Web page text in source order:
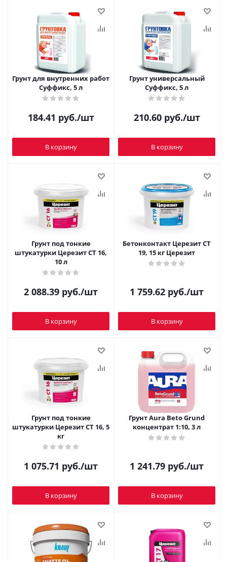
Грунт для внутренних работ
Суффикс, 5 л
184.41 руб./шт
В корзину
Грунт универсальный
Суффикс, 5 л
210.60руб./шт
В корзину
Грунт под тонкие
штукатурки Церезит СТ 16,
10 л
2 088.39 руб./шт
В корзину
Бетонконтакт Церезит CT
19, 15 кг Церезит
1 759.62 руб./шт
В корзину
Грунт под тонкие
штукатурки Церезит СТ 16, 5
кг
1 075.71 руб./шт
В корзину
Грунт Aura Beto Grund
концентрат 1:10, 3 л
1 241.79 руб./шт
В корзину